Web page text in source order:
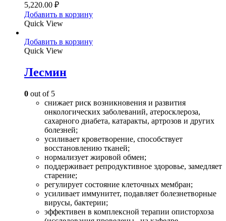
5,220.00 ₽
Добавить в корзину
Quick View
Добавить в корзину
Quick View
Лесмин
0 out of 5
снижает риск возникновения и развития
онкологических заболеваний, атеросклероза,
сахарного диабета, катаракты, артрозов и других
болезней;
усиливает кроветворение, способствует
восстановлению тканей;
нормализует жировой обмен;
поддерживает репродуктивное здоровье, замедляет
старение;
регулирует состояние клеточных мембран;
усиливает иммунитет, подавляет болезнетворные
вирусы, бактерии;
эффективен в комплексной терапии описторхоза